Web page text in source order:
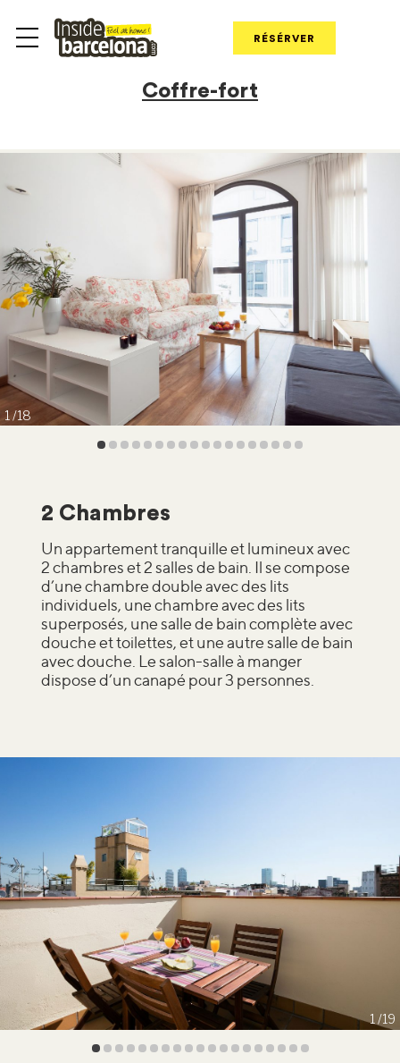
RÉSÉRVER
Coffre-fort
1 18
2 Chambres
Un appartement tranquille et lumineux avec
2 chambres et 2 salles de bain. Il se compose
d’une chambre double avec des lits
individuels, une chambre avec des lits
superposés, une salle de bain complète avec
douche et toilettes, et une autre salle de bain
avec douche. Le salon-salle à manger
dispose d’un canapé pour 3 personnes.
1 19